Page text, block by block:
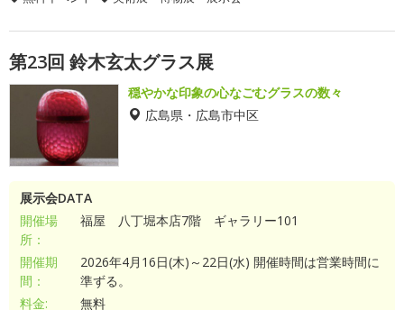
第23回 鈴木玄太グラス展
穏やかな印象の心なごむグラスの数々
広島県・広島市中区
展示会DATA
開催場
所：
福屋 八丁堀本店7階 ギャラリー101
開催期
間：
2026年4月16日(木)～22日(水) 開催時間は営業時間に
準ずる。
料金:
無料